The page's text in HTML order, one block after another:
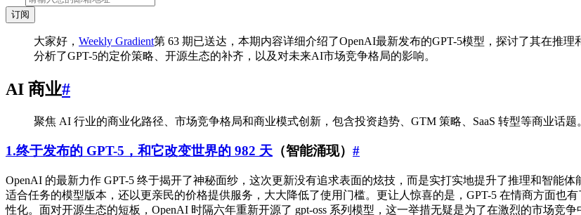
订阅
⼤家好， Weekly Gradient第 63 期已送达，本期内容详细介绍了OpenAI最新发布的GPT-5模型，探讨了其在推
分析了GPT-5的定价策略、开源生态的补齐，以及对未来AI市场竞争格局的影响。
AI 商业#
聚焦 AI 行业的商业化路径、市场竞争格局和商业模式创新，包含投资趋势、GTM 策略、SaaS 转型等商业话题
1.终于发布的 GPT-5，和它改变世界的 982 天 （智能涌现） #
OpenAI 的最新力作 GPT-5 终于揭开了神秘面纱，这次更新没有追求表面的炫技，而是实打实地提升了推理和智能
适合任务的模型版本，还以更亲民的价格提供服务，大大降低了使用门槛。更让人惊喜的是，GPT-5 在情商方面也
性化。面对开源生态的短板，OpenAI 时隔六年重新开源了 gpt-oss 系列模型，这一举措无疑是为了在激烈的市场竞